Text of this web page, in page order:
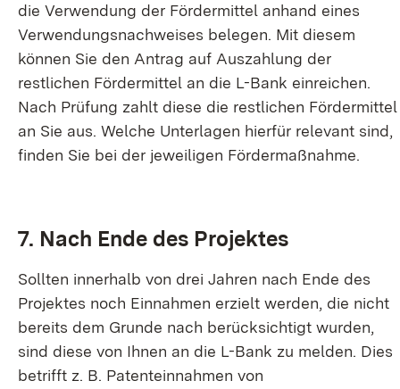
die Verwendung der Fördermittel anhand eines
Verwendungsnachweises belegen. Mit diesem
können Sie den Antrag auf Auszahlung der
restlichen Fördermittel an die L-Bank einreichen.
Nach Prüfung zahlt diese die restlichen Fördermittel
an Sie aus. Welche Unterlagen hierfür relevant sind,
finden Sie bei der jeweiligen Fördermaßnahme.
7. Nach Ende des Projektes
Sollten innerhalb von drei Jahren nach Ende des
Projektes noch Einnahmen erzielt werden, die nicht
bereits dem Grunde nach berücksichtigt wurden,
sind diese von Ihnen an die L-Bank zu melden. Dies
betrifft z. B. Patenteinnahmen von